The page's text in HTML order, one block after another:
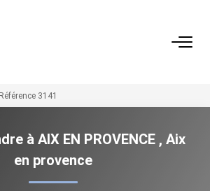
LOUER
Référence 3141
à AIX EN PROVENCE , Aix
en provence